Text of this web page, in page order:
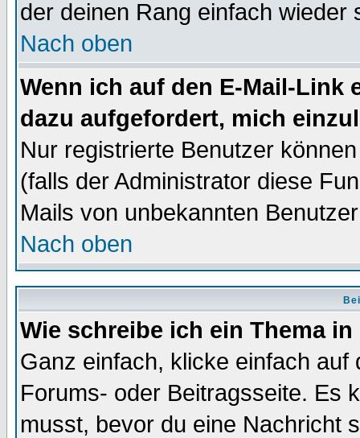
der deinen Rang einfach wieder
Nach oben
Wenn ich auf den E-Mail-Link
dazu aufgefordert, mich
Nur registrierte Benutzer
(falls der Administrator diese
Mails von unbekannten
Nach oben
Wie schreibe ich ein Thema
Ganz einfach, klicke einfach
Forums- oder Beitragsseite. Es
musst, bevor du eine Nachricht